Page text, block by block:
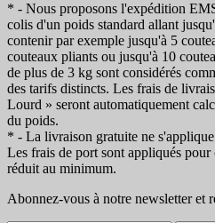
* - Nous proposons l'expédition
colis d'un poids standard allant
contenir par exemple jusqu'à 5
couteaux pliants ou jusqu'à 10
de plus de 3 kg sont considérés
des tarifs distincts. Les frais de
Lourd » seront automatiquement
du poids.
* - La livraison gratuite ne
Les frais de port sont appliqués
réduit au minimum.
Abonnez-vous à notre newsletter et